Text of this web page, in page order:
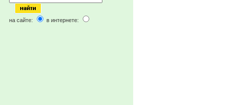
на сайте: в интернете: